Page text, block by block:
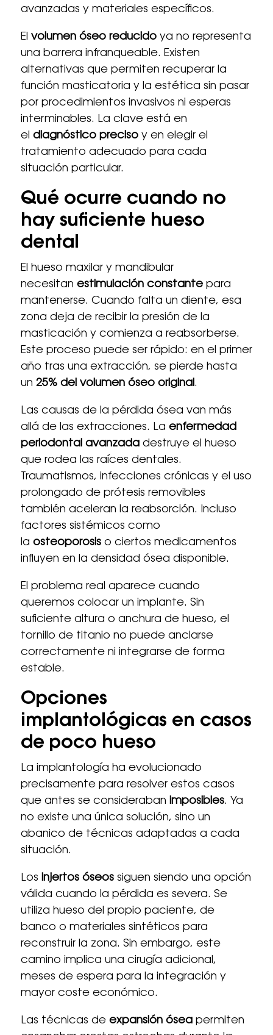
avanzadas y materiales específicos.
El volumen óseo reducidoya no representa
una barrera infranqueable. Existen
alternativas que permiten recuperar la
función masticatoria y la estética sin pasar
por procedimientos invasivos ni esperas
interminables. La clave está en
el diagnóstico precisoy en elegir el
tratamiento adecuado para cada
situación particular.
Qué ocurre cuando no
hay suficiente hueso
dental
El hueso maxilar y mandibular
necesitan estimulación constantepara
mantenerse. Cuando falta un diente, esa
zona deja de recibir la presión de la
masticación y comienza a reabsorberse.
Este proceso puede ser rápido: en el primer
año tras una extracción, se pierde hasta
un 25% del volumen óseo original.
Las causas de la pérdida ósea van más
allá de las extracciones. La enfermedad
periodontal avanzadadestruye el hueso
que rodea las raíces dentales.
Traumatismos, infecciones crónicas y el uso
prolongado de prótesis removibles
también aceleran la reabsorción. Incluso
factores sistémicos como
la osteoporosiso ciertos medicamentos
influyen en la densidad ósea disponible.
El problema real aparece cuando
queremos colocar un implante. Sin
suficiente altura o anchura de hueso, el
tornillo de titanio no puede anclarse
correctamente ni integrarse de forma
estable.
Opciones
implantológicas en casos
de poco hueso
La implantología ha evolucionado
precisamente para resolver estos casos
que antes se consideraban imposibles. Ya
no existe una única solución, sino un
abanico de técnicas adaptadas a cada
situación.
Los injertos óseossiguen siendo una opción
válida cuando la pérdida es severa. Se
utiliza hueso del propio paciente, de
banco o materiales sintéticos para
reconstruir la zona. Sin embargo, este
camino implica una cirugía adicional,
meses de espera para la integración y
mayor coste económico.
Las técnicas de expansión óseapermiten